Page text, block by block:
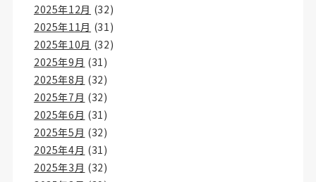
2025年12月 (32)
2025年11月 (31)
2025年10月 (32)
2025年9月 (31)
2025年8月 (32)
2025年7月 (32)
2025年6月 (31)
2025年5月 (32)
2025年4月 (31)
2025年3月 (32)